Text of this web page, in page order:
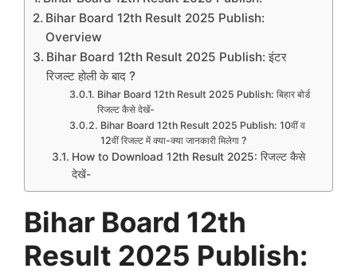
Bihar Board 12th Result 2025 Publish:
Overview
Bihar Board 12th Result 2025 Publish: इंटर
रिजल्ट होली के बाद ?
Bihar Board 12th Result 2025 Publish: बिहार बोर्ड
रिजल्ट कैसे देखें-
Bihar Board 12th Result 2025 Publish: 10वीं व
12वीं रिजल्ट में क्या-क्या जानकारी मिलेगा ?
How to Download 12th Result 2025: रिजल्ट कैसे
देखें-
Bihar Board 12th
Result 2025 Publish: